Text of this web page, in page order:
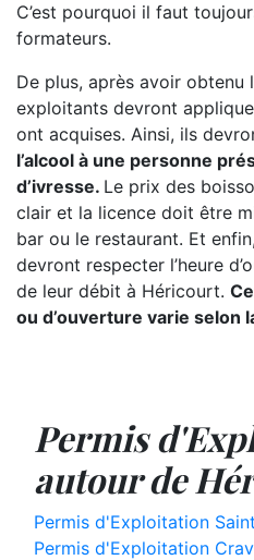
C’est pourquoi il faut
formateurs.
De plus, après avoir
exploitants devront
ont acquises. Ainsi, ils
l’alcool à une personne
d’ivresse. Le prix des
clair et la licence doit être
bar ou le restaurant. Et
devront respecter l’heure
de leur débit à Héricourt.
ou d’ouverture varie selon
Permis
autour de
Permis d'Exploitation
Permis d'Exploitation